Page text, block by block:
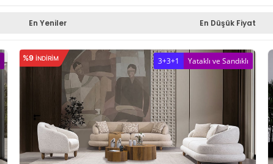
En Yeniler En Düşük Fiyat
%9INDIRIM 3+3+1 Yataklı ve Sandıklı